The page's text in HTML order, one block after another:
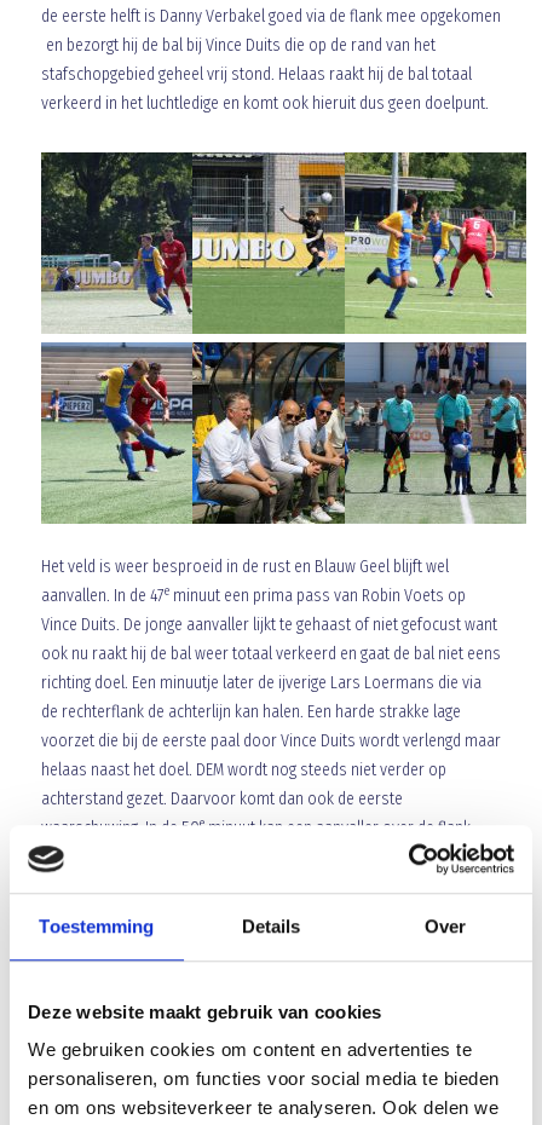
Toestemming Details Over
Deze website maakt gebruik van cookies
We gebruiken cookies om content en advertenties te
personaliseren, om functies voor social media te bieden
en om ons websiteverkeer te analyseren. Ook delen we
de eerste helft is Danny Verbakel goed via de flank mee opgekomen
en bezorgt hij de bal bij Vince Duits die op de rand van het
stafschopgebied geheel vrij stond. Helaas raakt hij de bal totaal
verkeerd in het luchtledige en komt ook hieruit dus geen doelpunt.
Het veld is weer besproeid in de rust en Blauw Geel blijft wel
aanvallen. In de 47eminuut een prima pass van Robin Voets op
Vince Duits. De jonge aanvaller lijkt te gehaast of niet gefocust want
ook nu raakt hij de bal weer totaal verkeerd en gaat de bal niet eens
richting doel. Een minuutje later de ijverige Lars Loermans die via
de rechterflank de achterlijn kan halen. Een harde strakke lage
voorzet die bij de eerste paal door Vince Duits wordt verlengd maar
helaas naast het doel. DEM wordt nog steeds niet verder op
achterstand gezet. Daarvoor komt dan ook de eerste
waarschuwing. In de 50eminuut kan een aanvaller over de flank
richting het Veghelse doel. Gelukkig is Aria Hashemi alert en komt
speler schiet de bal dan ook op de Veghelse doelman. In de 54
minuut kan de DEM doelman redding brengen op een snoeiharde
en niets. Tot in de 67
minuut. Bilal Zejii snelt alleen richting Blauw
grote waarschuwing voor Blauw Geel dat de tien Beverwijkers nog
altijd niet opgeven en bij een aansluitingstreffer nog wel eens
vleugels zouden kunnen krijgen. Blauw Geel had het duel al lang op